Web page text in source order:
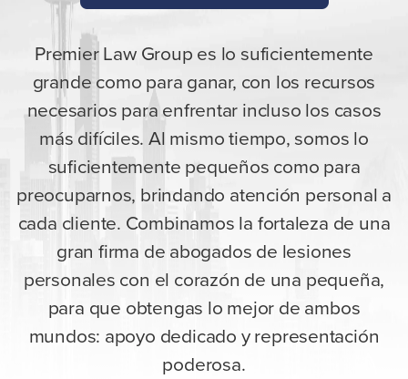
Premier Law Group es lo suficientemente
grande como para ganar, con los recursos
necesarios para enfrentar incluso los casos
más difíciles. Al mismo tiempo, somos lo
suficientemente pequeños como para
preocuparnos, brindando atención personal a
cada cliente. Combinamos la fortaleza de una
gran firma de abogados de lesiones
personales con el corazón de una pequeña,
para que obtengas lo mejor de ambos
mundos: apoyo dedicado y representación
poderosa.